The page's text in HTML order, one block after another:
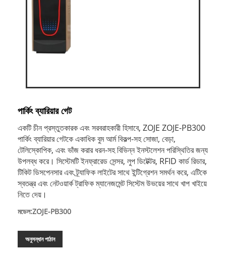
পার্কিং ব্যারিয়ার গেট
একটি চীন প্রস্তুতকারক এবং সরবরাহকারী হিসাবে, ZOJE ZOJE-PB300
পার্কিং ব্যারিয়ার গেটকে একাধিক বুম আর্ম বিকল্প-সহ সোজা, বেড়া,
টেলিস্কোপিক, এবং ভাঁজ করার ধরন-সহ বিভিন্ন ইনস্টলেশন পরিস্থিতির জন্য
উপলব্ধ করে। সিস্টেমটি ইনফ্রারেড সেন্সর, লুপ ডিটেক্টর, RFID কার্ড রিডার,
টিকিট ডিসপেনসার এবং ট্র্যাফিক লাইটের সাথে ইন্টিগ্রেশন সমর্থন করে, এটিকে
স্বতন্ত্র এবং নেটওয়ার্ক ট্রাফিক ম্যানেজমেন্ট সিস্টেম উভয়ের সাথে খাপ খাইয়ে
নিতে দেয়।
মডেল:ZOJE-PB300
অনুসন্ধান পাঠান